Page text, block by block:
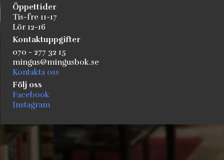
Öppettider
Tis-fre 11-17
Lör 12-16
Kontaktuppgifter
070 - 277 32 15
mingus@mingusbok.se
Kontakta oss
Följ oss
Facebook
Instagram